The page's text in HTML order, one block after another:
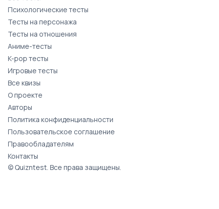
Психологические тесты
Тесты на персонажа
Тесты на отношения
Аниме-тесты
K-pop тесты
Игровые тесты
Все квизы
О проекте
Авторы
Политика конфиденциальности
Пользовательское соглашение
Правообладателям
Контакты
© Quizntest. Все права защищены.